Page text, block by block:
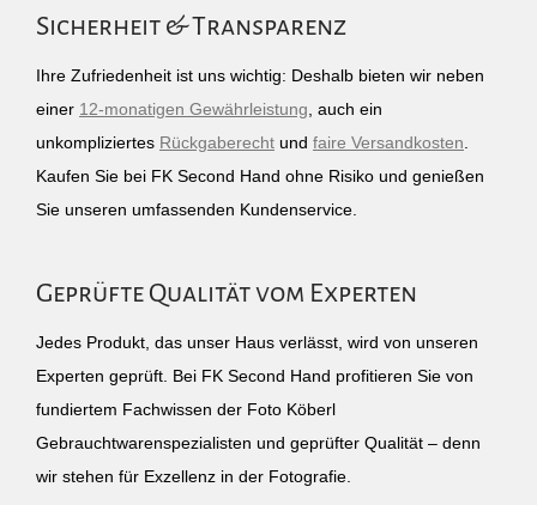
Sicherheit & Transparenz
Ihre Zufriedenheit ist uns wichtig: Deshalb bieten wir neben
einer 12-monatigen Gewährleistung , auch ein
unkompliziertes Rückgaberecht und faire Versandkosten
Kaufen Sie bei FK Second Hand ohne Risiko und genießen
Sie unseren umfassenden Kundenservice.
Geprüfte Qualität vom Experten
Jedes Produkt, das unser Haus verlässt, wird von unseren
Experten geprüft. Bei FK Second Hand profitieren Sie von
fundiertem Fachwissen der Foto Köberl
Gebrauchtwarenspezialisten und geprüfter Qualität – denn
wir stehen für Exzellenz in der Fotografie.